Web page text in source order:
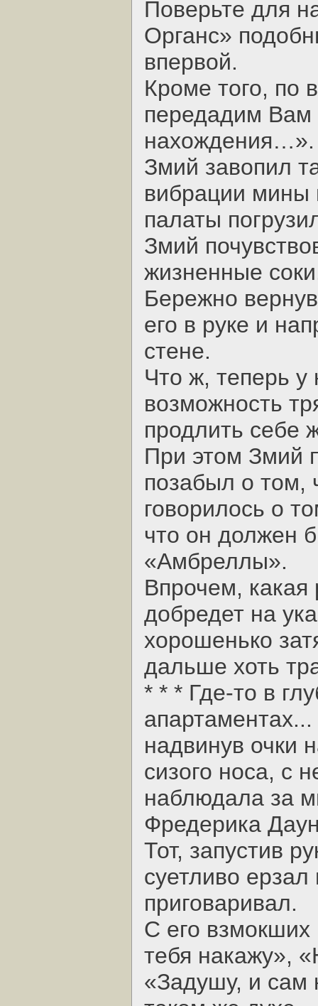
Поверьте для
Органс»
впервой.
Кроме того, по
передадим
нахождения…».
Змий завопил
вибрации мины
палаты
Змий
жизненные
Бережно
его в руке и
стене.
Что ж, теперь у
возможность
продлить себе
При этом Змий
позабыл о том,
говорилось о
что он должен
«Амбреллы».
Впрочем,
добредет на
хорошенько
дальше хоть
* * * Где-то в
надвинув очки
сизого носа, с
наблюдала за
Фредерика
Тот, запустив
суетливо
приговаривал.
С его
тебя накажу»,
«Задушу, и сам